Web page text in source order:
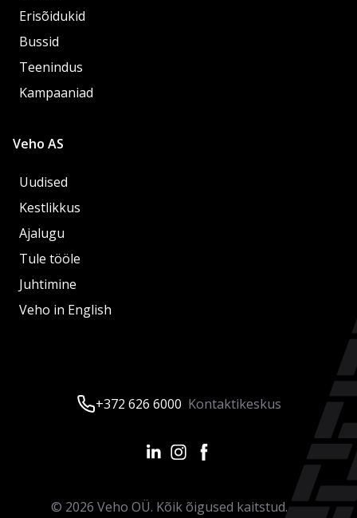
Erisõidukid
Bussid
Teenindus
Kampaaniad
Veho AS
Uudised
Kestlikkus
Ajalugu
Tule tööle
Juhtimine
Veho in English
+372 626 6000 Kontaktikeskus
© 2026 Veho OÜ. Kõik õigused kaitstud.